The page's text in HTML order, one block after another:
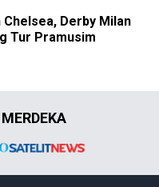
Derby Milan
Tur Pramusim